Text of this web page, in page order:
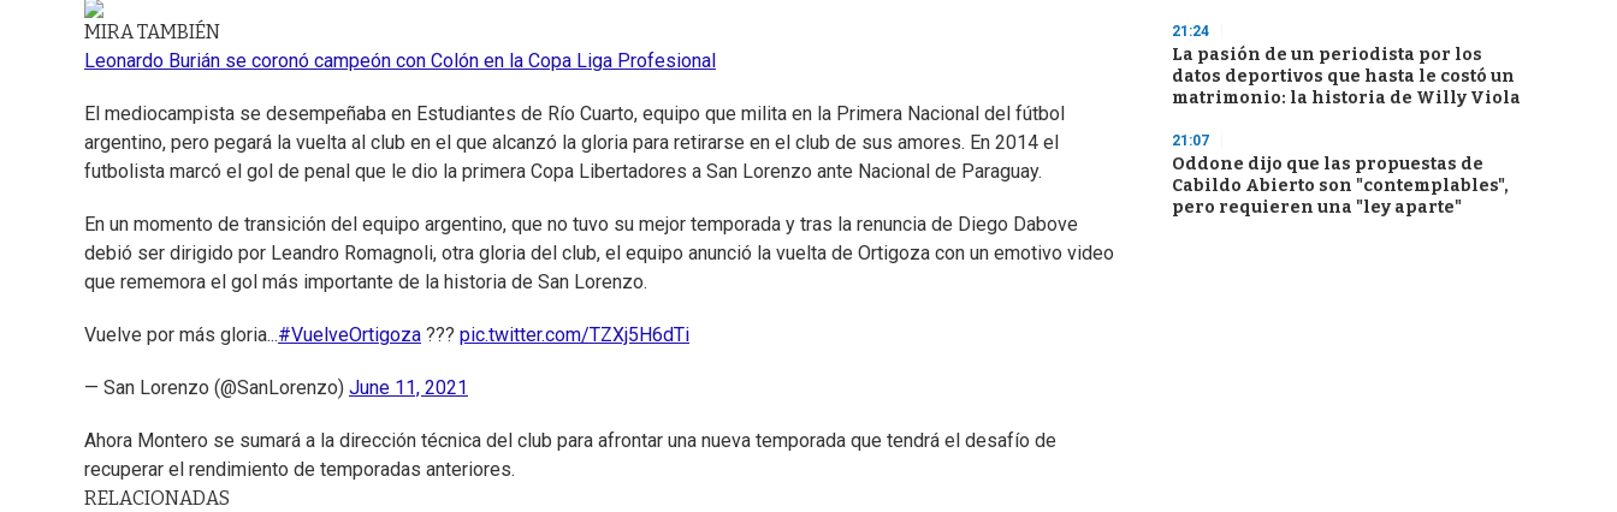
MIRA TAMBIÉN
Leonardo Burián se coronó campeón con Colón en la Copa Liga Profesional
El mediocampista se desempeñaba en Estudiantes de Río Cuarto, equipo que milita en la Primera Nacional del fútbol
argentino, pero pegará la vuelta al club en el que alcanzó la gloria para retirarse en el club de sus amores. En 2014 el
futbolista marcó el gol de penal que le dio la primera Copa Libertadores a San Lorenzo ante Nacional de Paraguay.
En un momento de transición del equipo argentino, que no tuvo su mejor temporada y tras la renuncia de Diego Dabove
debió ser dirigido por Leandro Romagnoli, otra gloria del club, el equipo anunció la vuelta de Ortigoza con un emotivo video
que rememora el gol más importante de la historia de San Lorenzo.
Vuelve por más gloria...#VuelveOrtigoza ??? pic.twitter.com/TZXj5H6dTi
— San Lorenzo (@SanLorenzo) June 11, 2021
Ahora Montero se sumará a la dirección técnica del club para afrontar una nueva temporada que tendrá el desafío de
recuperar el rendimiento de temporadas anteriores.
RELACIONADAS
21:24
La pasión de un periodista por los
datos deportivos que hasta le costó un
matrimonio: la historia de Willy Viola
21:07
Oddone dijo que las propuestas de
Cabildo Abierto son "contemplables",
pero requieren una "ley aparte"